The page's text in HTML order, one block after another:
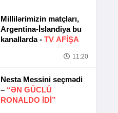
Millilərimizin matçları,
Argentina-İslandiya bu
kanallarda - TV AFİŞA
11:20
Nesta Messini seçmədi
– “ƏN GÜCLÜ
RONALDO IDI”